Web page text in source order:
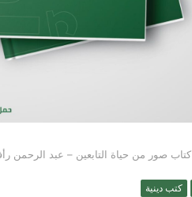
كتاب صور من حياة التابعين – عبد الرحمن
كتب دينية